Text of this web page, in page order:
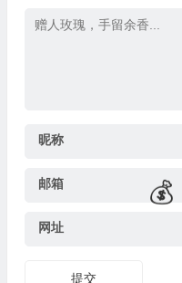
昵称
邮箱
网址
提交